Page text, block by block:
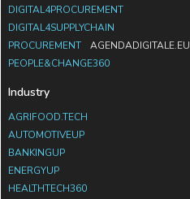
DIGITAL4PROCUREMENT
DIGITAL4SUPPLYCHAIN
PROCUREMENT
AGENDADIGITALE.EU
PEOPLE&CHANGE360
Industry
AGRIFOOD.TECH
AUTOMOTIVEUP
BANKINGUP
ENERGYUP
HEALTHTECH360